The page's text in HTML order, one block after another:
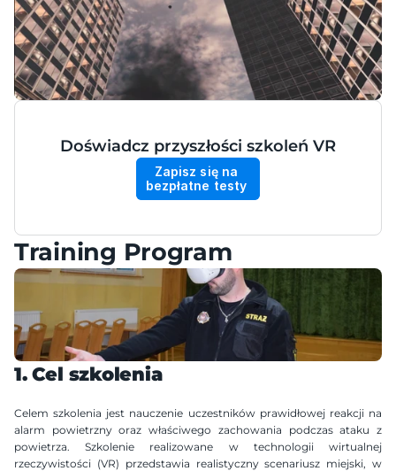
Doświadcz przyszłości szkoleń VR
Zapisz się na
bezpłatne testy
Training Program
1. Cel szkolenia
Celem szkolenia jest nauczenie uczestników prawidłowej reakcji na
alarm powietrzny oraz właściwego zachowania podczas ataku z
powietrza. Szkolenie realizowane w technologii wirtualnej
rzeczywistości (VR) przedstawia realistyczny scenariusz miejski, w